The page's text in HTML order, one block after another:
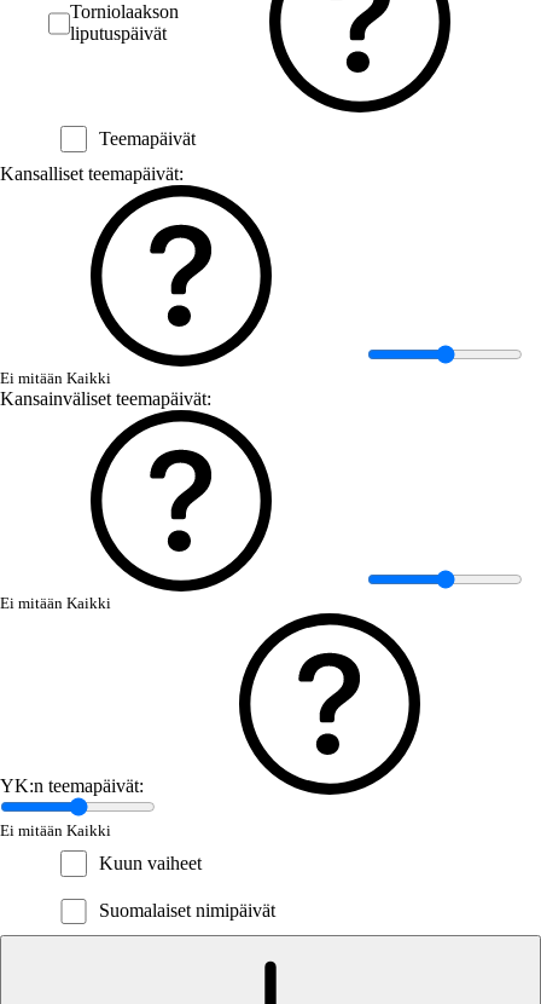
Torniolaakson
liputuspäivät
Teemapäivät
Kansalliset teemapäivät:
Ei mitään Kaikki
Kansainväliset teemapäivät:
Ei mitään Kaikki
YK:n teemapäivät:
Ei mitään Kaikki
Kuun vaiheet
Suomalaiset nimipäivät